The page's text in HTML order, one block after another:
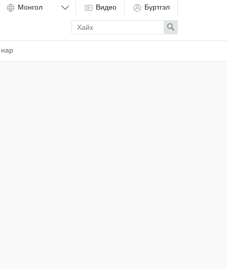
Видео Бүртгэл
Enter
search
term
Search